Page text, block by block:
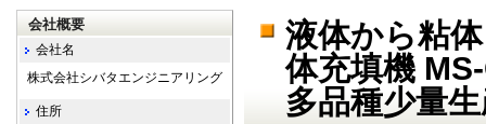
液体から粘
体充填機
多品種少量
会社概要
会社名
株式会社シバタエンジニアリング
住所